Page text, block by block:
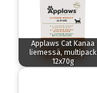
Applaws Cat Kanaa
liemessä, multipack
12x70g